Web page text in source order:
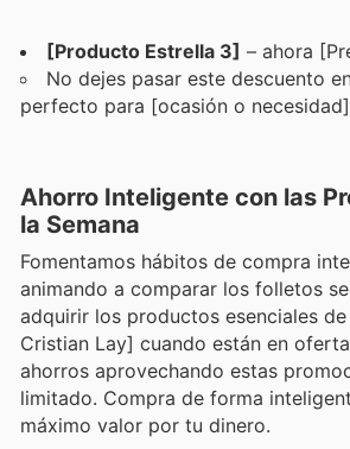
[Producto Estrella 3] – ahora
No dejes pasar este descuento
perfecto para [ocasión o
Ahorro Inteligente con las
la Semana
Fomentamos hábitos de compra
animando a comparar los folletos
adquirir los productos esenciales
Cristian Lay] cuando están en
ahorros aprovechando estas
limitado. Compra de forma
máximo valor por tu dinero.